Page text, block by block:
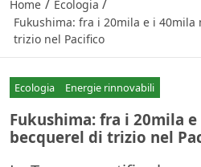
Home / Ecologia /
Fukushima: fra i 20mila e i
trizio nel Pacifico
Ecologia Energie rinnovabili
Fukushima: fra i 20mila
becquerel di trizio nel